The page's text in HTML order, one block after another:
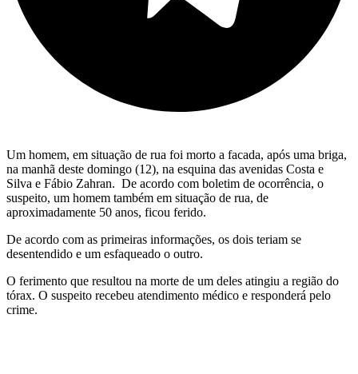
Um homem, em situação de rua foi morto a facada, após uma briga,
na manhã deste domingo (12), na esquina das avenidas Costa e
Silva e Fábio Zahran. De acordo com boletim de ocorrência, o
suspeito, um homem também em situação de rua, de
aproximadamente 50 anos, ficou ferido.
De acordo com as primeiras informações, os dois teriam se
desentendido e um esfaqueado o outro.
O ferimento que resultou na morte de um deles atingiu a região do
tórax. O suspeito recebeu atendimento médico e responderá pelo
crime.